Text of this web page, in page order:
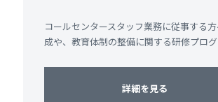
コールセンタースタッフ業務に従事する
成や、教育体制の整備に関する研修プログ
詳細を見る